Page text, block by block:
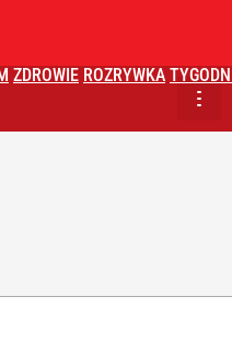
ZDROWIE ROZRYWKA